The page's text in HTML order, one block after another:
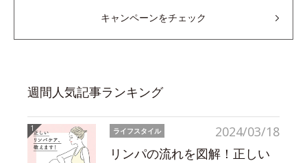
キャンペーンをチェック
週間人気記事ランキング
2024/03/18
ライフスタイル
リンパの流れを図解！正しい